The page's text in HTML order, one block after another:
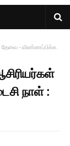
தேவை - விண்ணப்பிக்க
நாள் :